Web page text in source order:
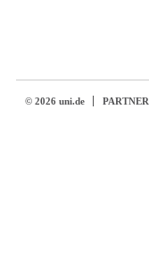
© 2026 uni.de PARTNER